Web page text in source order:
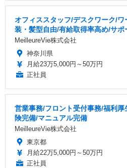
オフィススタッフ/デスクワーク/
装・髪型自由/有給取得率高め/サポ
MeilleureVie株式会社
神奈川県
月給23万5,000円～50万円
正社員
営業事務/フロント受付事務/福利
険完備/マニュアル完備
MeilleureVie株式会社
東京都
月給22万5,000円～50万円
正社員